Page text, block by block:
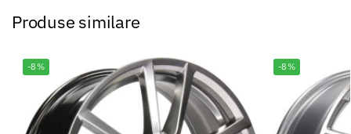
Produse similare
-8% -8%